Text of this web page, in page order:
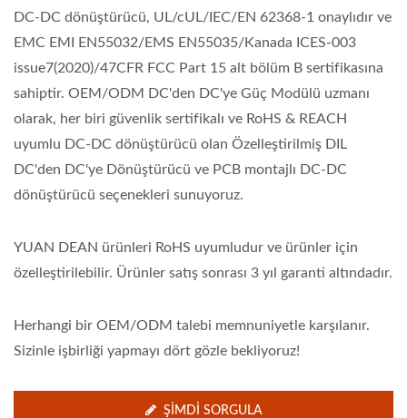
DC-DC dönüştürücü, UL/cUL/IEC/EN 62368-1 onaylıdır ve
EMC EMI EN55032/EMS EN55035/Kanada ICES-003
issue7(2020)/47CFR FCC Part 15 alt bölüm B sertifikasına
sahiptir. OEM/ODM DC'den DC'ye Güç Modülü uzmanı
olarak, her biri güvenlik sertifikalı ve RoHS & REACH
uyumlu DC-DC dönüştürücü olan Özelleştirilmiş DIL
DC'den DC'ye Dönüştürücü ve PCB montajlı DC-DC
dönüştürücü seçenekleri sunuyoruz.
YUAN DEAN ürünleri RoHS uyumludur ve ürünler için
özelleştirilebilir. Ürünler satış sonrası 3 yıl garanti altındadır.
Herhangi bir OEM/ODM talebi memnuniyetle karşılanır.
Sizinle işbirliği yapmayı dört gözle bekliyoruz!
ŞIMDI SORGULA